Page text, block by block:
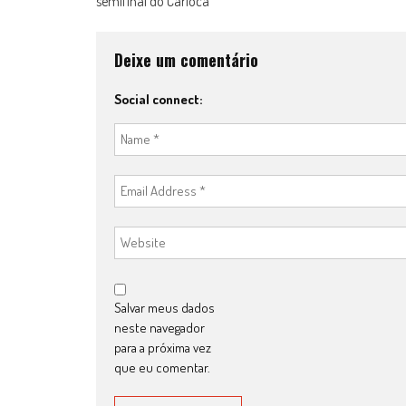
navigation
Deixe um comentário
Social connect:
Salvar meus dados
neste navegador
para a próxima vez
que eu comentar.